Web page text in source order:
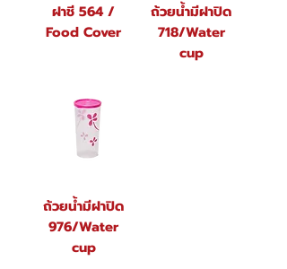
ฝาชี 564 /
Food Cover
ถ้วยน้ำมีฝาปิด
718/Water
cup
ถ้วยน้ำมีฝาปิด
976/Water
cup